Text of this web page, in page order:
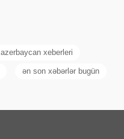
azerbaycan xeberleri
ən son xəbərlər bugün